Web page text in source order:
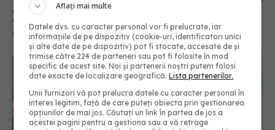
A fost infectat cu coronavirus timp de 613 zile.
Cazul lui a uimit cercetătorii: Conduce la apariția
unor variante unice, sensibile
22 apr 2024, 08:51
Aflați mai multe
Datele dvs. cu caracter personal vor fi prelucrate, iar
informațiile de pe dispozitiv (cookie-uri, identificatori unici
și alte date de pe dispozitiv) pot fi stocate, accesate de și
trimise către 224 de parteneri sau pot fi folosite în mod
specific de acest site. Noi și partenerii noștri putem folosi
date exacte de localizare geografică.Lista partenerilor.
Unii furnizori vă pot prelucra datele cu caracter personal în
interes legitim, față de care puteți obiecta prin gestionarea
opțiunilor de mai jos. Căutați un link în partea de jos a
acestei pagini pentru a gestiona sau a vă retrage